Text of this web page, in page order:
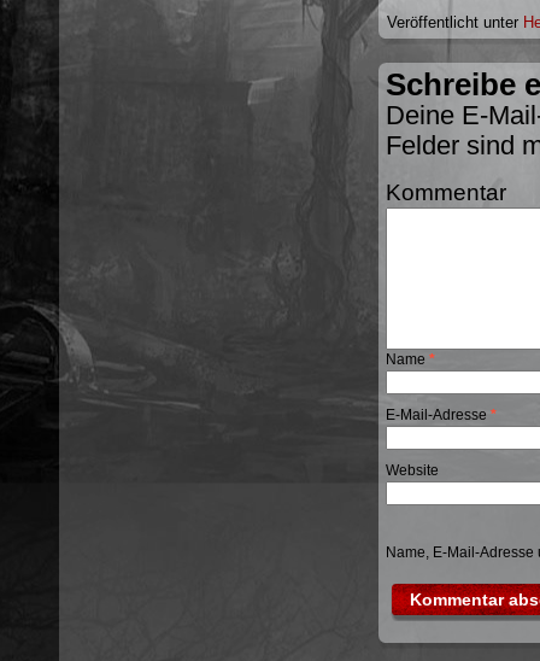
Veröffentlicht unter
Schreibe
Deine E-
Felder sind
Kommentar
Name *
E-Mail-Adresse *
Website
Name, E-Mail-